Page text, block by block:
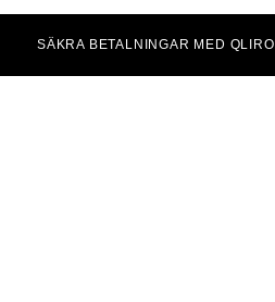
SÄKRA BETALNINGAR MED QLIRO